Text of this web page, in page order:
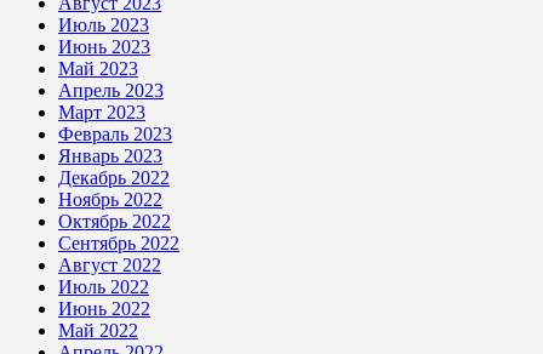
Июль 2023
Июнь 2023
Май 2023
Апрель 2023
Март 2023
Февраль 2023
Январь 2023
Декабрь 2022
Ноябрь 2022
Октябрь 2022
Сентябрь 2022
Август 2022
Июль 2022
Июнь 2022
Май 2022